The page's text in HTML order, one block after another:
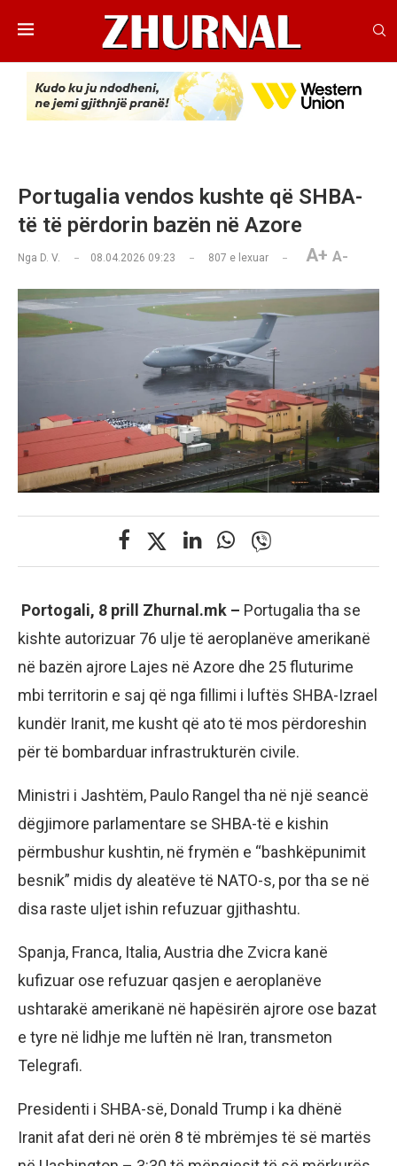
Portugalia vendos kushte që SHBA-
të të përdorin bazën në Azore
Nga D. V. 08.04.2026 09:23 807 e lexuar A+ A-
Portogali, 8 prill Zhurnal.mk – Portugalia tha se
kishte autorizuar 76 ulje të aeroplanëve amerikanë
në bazën ajrore Lajes në Azore dhe 25 fluturime
mbi territorin e saj që nga fillimi i luftës SHBA-Izrael
kundër Iranit, me kusht që ato të mos përdoreshin
për të bombarduar infrastrukturën civile.
Ministri i Jashtëm, Paulo Rangel tha në një seancë
dëgjimore parlamentare se SHBA-të e kishin
përmbushur kushtin, në frymën e “bashkëpunimit
besnik” midis dy aleatëve të NATO-s, por tha se në
disa raste uljet ishin refuzuar gjithashtu.
Spanja, Franca, Italia, Austria dhe Zvicra kanë
kufizuar ose refuzuar qasjen e aeroplanëve
ushtarakë amerikanë në hapësirën ajrore ose bazat
e tyre në lidhje me luftën në Iran, transmeton
Telegrafi.
Presidenti i SHBA-së, Donald Trump i ka dhënë
Iranit afat deri në orën 8 të mbrëmjes të së martës